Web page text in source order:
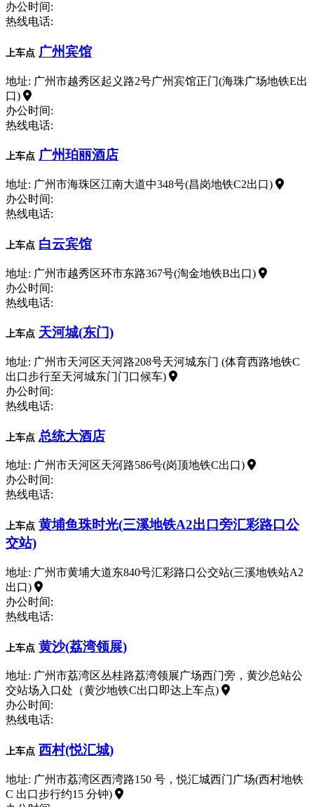
办公时间:
热线电话:
上车点 广州宾馆
地址: 广州市越秀区起义路2号广州宾馆正门(海珠广场地铁E出
口)
办公时间:
热线电话:
上车点 广州珀丽酒店
地址: 广州市海珠区江南大道中348号(昌岗地铁C2出口)
办公时间:
热线电话:
上车点 白云宾馆
地址: 广州市越秀区环市东路367号(淘金地铁B出口)
办公时间:
热线电话:
上车点 天河城(东门)
地址: 广州市天河区天河路208号天河城东门 (体育西路地铁C
出口步行至天河城东门门口候车)
办公时间:
热线电话:
上车点 总统大酒店
地址: 广州市天河区天河路586号(岗顶地铁C出口)
办公时间:
热线电话:
上车点 黄埔鱼珠时光(三溪地铁A2出口旁汇彩路口公
交站)
地址: 广州市黄埔大道东840号汇彩路口公交站(三溪地铁站A2
出口)
办公时间:
热线电话:
上车点 黄沙(荔湾领展)
地址: 广州市荔湾区丛桂路荔湾领展广场西门旁，黄沙总站公
交站场入口处（黄沙地铁C出口即达上车点)
办公时间:
热线电话:
上车点 西村(悦汇城)
地址: 广州市荔湾区西湾路150 号，悦汇城西门广场(西村地铁
C 出口步行约15 分钟)